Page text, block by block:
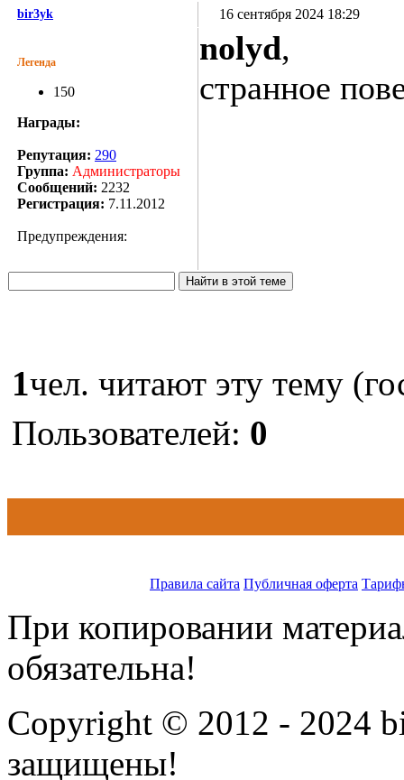
bir3yk 16 сентября 2024 18:29
Легенда
150
Награды:
Репутация: 290
Группа: Администраторы
Сообщений: 2232
Регистрация: 7.11.2012
Предупреждения:
nolyd,
странное
1чел. читают эту тему
Пользователей: 0
Правила сайта Публичная оферта
При копировании
обязательна!
Copyright © 2012 - 2024
защищены!